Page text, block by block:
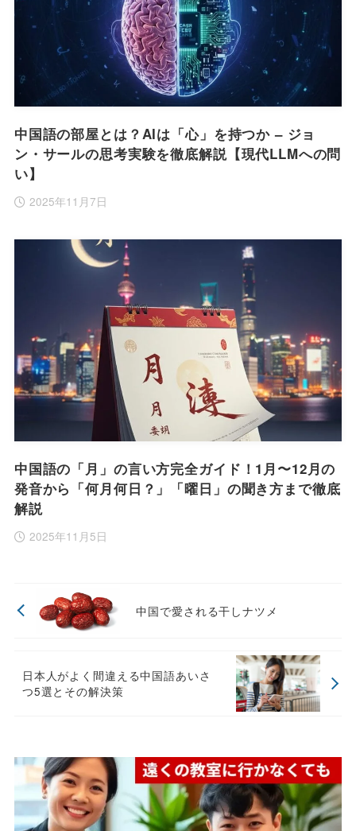
中国語の部屋とは？AIは「心」を持つか – ジョ
ン・サールの思考実験を徹底解説【現代LLMへの問
い】
2025年11月7日
中国語の「月」の言い方完全ガイド！1月〜12月の
発音から「何月何日？」「曜日」の聞き方まで徹底
解説
2025年11月5日
中国で愛される干しナツメ
日本人がよく間違える中国語あいさ
つ5選とその解決策